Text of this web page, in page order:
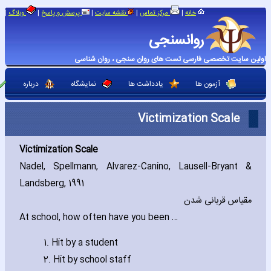
روانسنجی
اولین سایت تخصصی فارسی تست های روان سنجی ، روان شناسی
خانه | مرکز تماس | نقشه سایت | پرسش و پاسخ | وبلاگ |
آزمون ها یادداشت ها نمایشگاه درباره
Victimization Scale
Victimization Scale
Nadel‚ Spellmann‚ Alvarez-Canino‚ Lausell-Bryant &
Landsberg‚ 1991
مقیاس قربانی شدن
At school‚ how often have you been …
1. Hit by a student
2. Hit by school staff